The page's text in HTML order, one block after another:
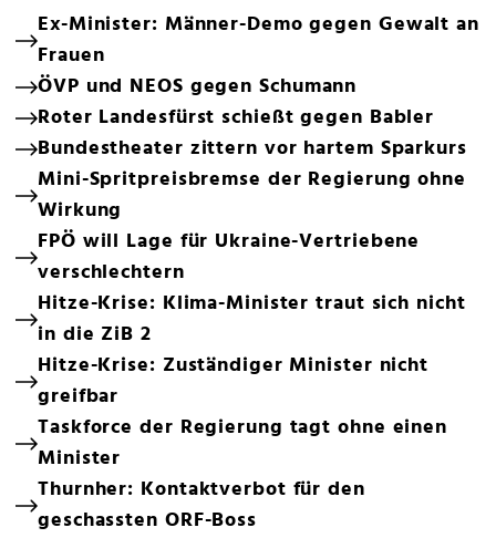
Ex-Minister: Männer-Demo gegen Gewalt an
Frauen
ÖVP und NEOS gegen Schumann
Roter Landesfürst schießt gegen Babler
Bundestheater zittern vor hartem Sparkurs
Mini-Spritpreisbremse der Regierung ohne
Wirkung
FPÖ will Lage für Ukraine-Vertriebene
verschlechtern
Hitze-Krise: Klima-Minister traut sich nicht
in die ZiB 2
Hitze-Krise: Zuständiger Minister nicht
greifbar
Taskforce der Regierung tagt ohne einen
Minister
Thurnher: Kontaktverbot für den
geschassten ORF-Boss